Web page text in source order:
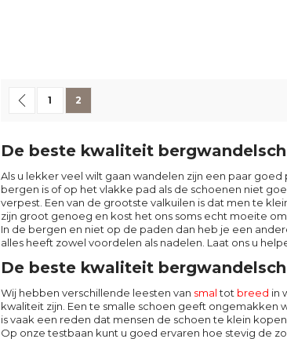
Pagina
Pagina
Vorige
Pagina
1 U lees momenteel pagina
2
De beste kwaliteit
Als u lekker veel wilt gaan wandelen zijn een paar goed
bergen is of op het vlakke pad als de schoenen niet
verpest. Een van de grootste valkuilen is dat men te
zijn groot genoeg en kost het ons soms echt moeite
In de bergen en niet op de paden dan heb je een
alles heeft zowel voordelen als nadelen. Laat ons u
De beste kwaliteit
Wij hebben verschillende leesten van smaltot breed in
kwaliteit zijn. Een te smalle schoen geeft
is vaak een reden dat mensen de schoen te klein
Op onze testbaan kunt u goed ervaren hoe stevig de